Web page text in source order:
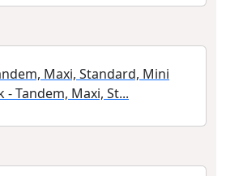
- Tandem, Maxi, St...